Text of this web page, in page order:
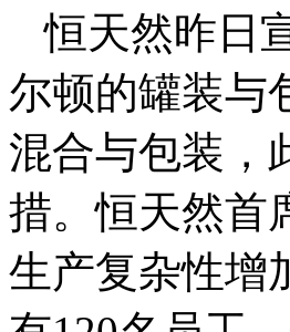
恒天然昨日
尔顿的罐装与
混合与包装，
措。恒天然首
生产复杂性增